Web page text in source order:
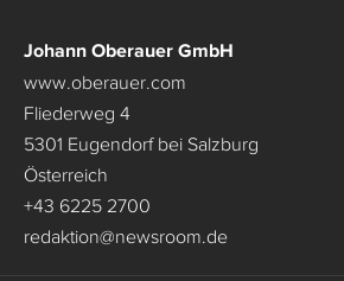
Johann Oberauer GmbH
www.oberauer.com
Fliederweg 4
5301 Eugendorf bei Salzburg
Österreich
+43 6225 2700
redaktion@newsroom.de